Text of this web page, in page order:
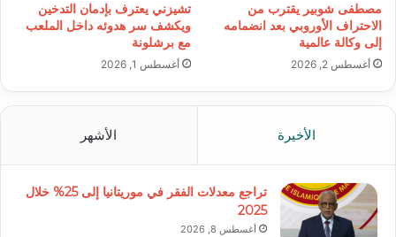
مصطفى شوبير يقترب من
الاحتراف الأوروبي بعد انضمامه
إلى وكالة عالمية
أغسطس 2, 2026
تشيزني يعترف بإدمان التدخين
ويكشف سر هدوئه داخل الملعب
مع برشلونة
أغسطس 1, 2026
الأخيرة الأشهر
تراجع معدلات الفقر في موريتانيا إلى 25% خلال
2025
أغسطس 8, 2026